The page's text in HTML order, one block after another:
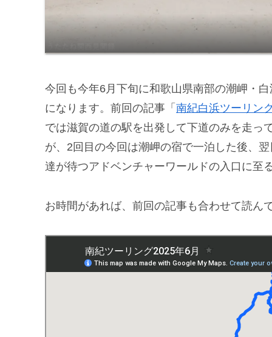
今回も今年6月下旬に和歌山県南部の潮岬・
になります。前回の記事「 南紀白浜ツーリン
では滋賀の道の駅を出発して下道のみを走っ
が、2回目の今回は潮岬の宿で一泊した後、
達が待つアドベンチャーワールドの入口に至
お時間があれば、前回の記事も合わせて読ん